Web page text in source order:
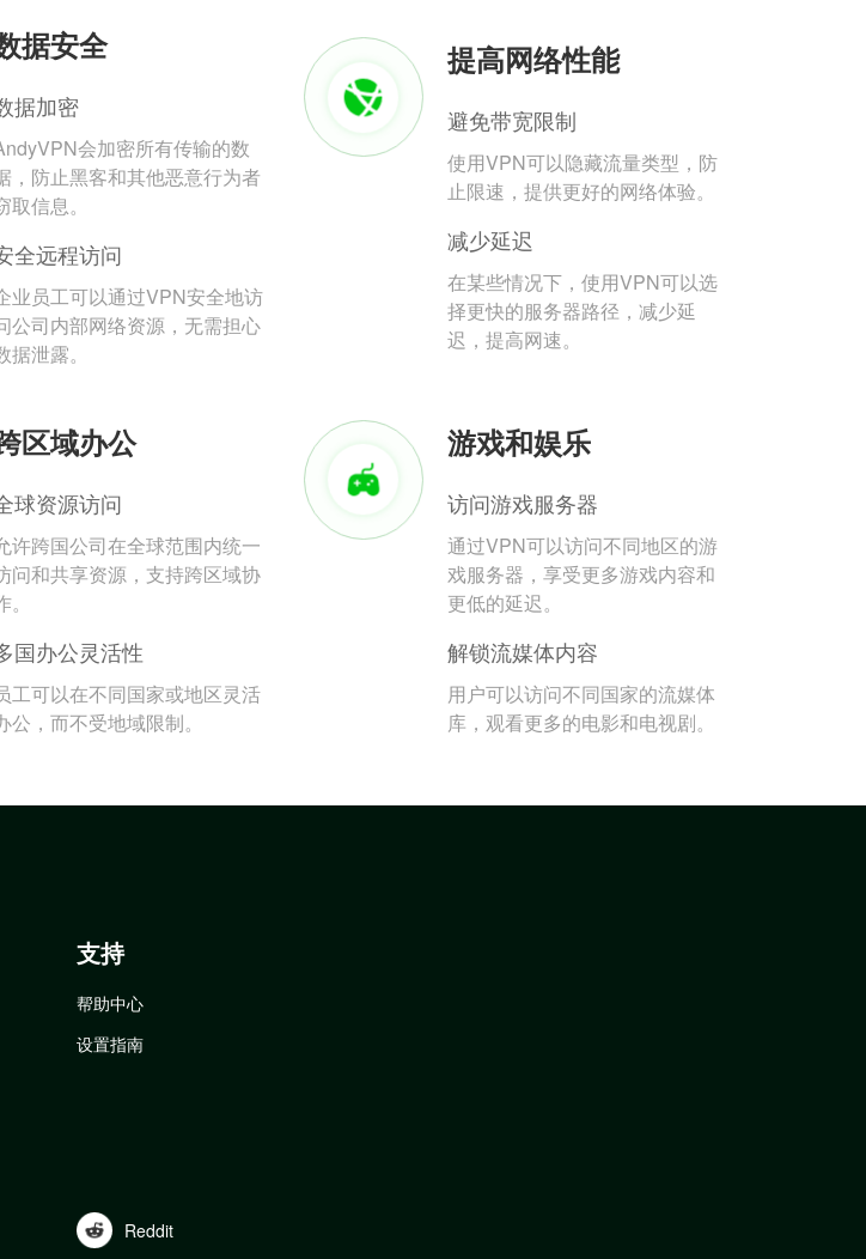
据安全
据加密
会加密所有传输的数
，防止黑客和其他恶意行为者
取信息。
全远程访问
业员工可以通过VPN安全地访
公司内部网络资源，无需担心
据泄露。
提高网络性能
避免带宽限制
使用VPN可以隐藏流量类型，防
止限速，提供更好的网络体验。
减少延迟
在某些情况下，使用VPN可以选
择更快的服务器路径，减少延
迟，提高网速。
区域办公
球资源访问
许跨国公司在全球范围内统一
问和共享资源，支持跨区域协
。
国办公灵活性
工可以在不同国家或地区灵活
公，而不受地域限制。
游戏和娱乐
访问游戏服务器
通过VPN可以访问不同地区的游
戏服务器，享受更多游戏内容和
更低的延迟。
解锁流媒体内容
用户可以访问不同国家的流媒体
库，观看更多的电影和电视剧。
支持
帮助中心
设置指南
Reddit